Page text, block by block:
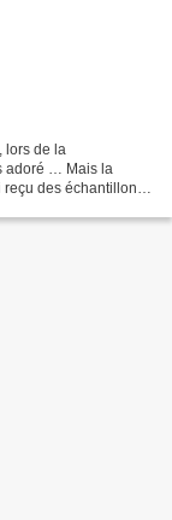
lors de la
adoré … Mais la
reçu des échantillons